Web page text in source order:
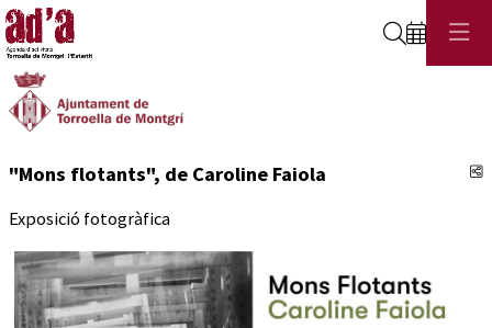
Cerca
"Mons flotants", de Caroline Faiola
Exposició fotogràfica